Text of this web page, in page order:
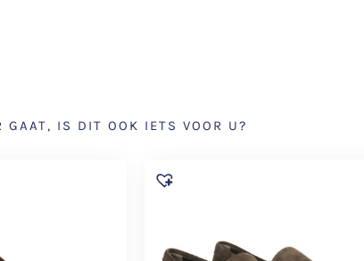
GAAT, IS DIT OOK IETS VOOR U?